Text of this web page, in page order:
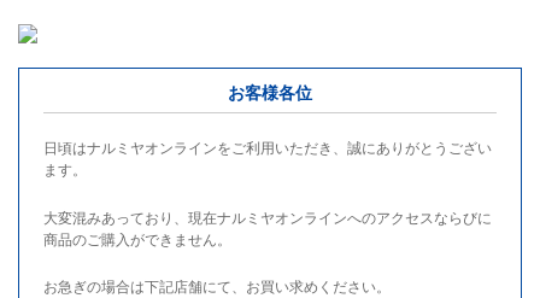
お客様各位
日頃はナルミヤオンラインをご利用いただき、誠にありがとうござい
ます。
大変混みあっており、現在ナルミヤオンラインへのアクセスならびに
商品のご購入ができません。
お急ぎの場合は下記店舗にて、お買い求めください。